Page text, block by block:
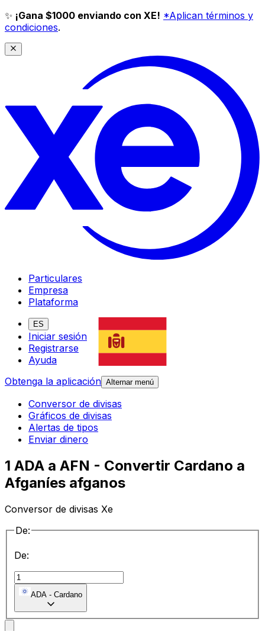
✨ ¡Gana $1000 enviando con XE! *Aplican términos y
condiciones.
Particulares
Empresa
Plataforma
ES
Iniciar sesión
Registrarse
Ayuda
Obtenga la aplicación Alternar menú
Conversor de divisas
Gráficos de divisas
Alertas de tipos
Enviar dinero
1 ADA a AFN - Convertir Cardano a
Afganíes afganos
Conversor de divisas Xe
De:
De:
ADA - Cardano